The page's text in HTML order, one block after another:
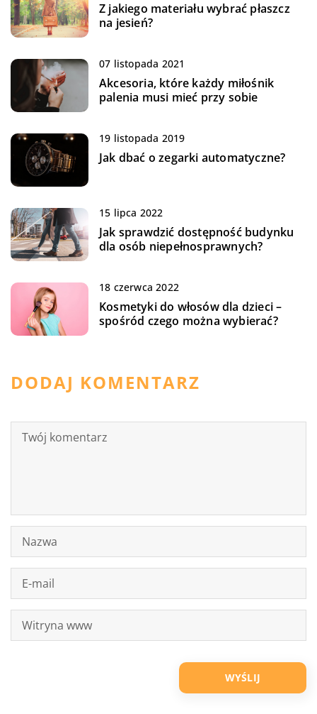
Z jakiego materiału wybrać płaszcz
na jesień?
07 listopada 2021
Akcesoria, które każdy miłośnik
palenia musi mieć przy sobie
19 listopada 2019
Jak dbać o zegarki automatyczne?
15 lipca 2022
Jak sprawdzić dostępność budynku
dla osób niepełnosprawnych?
18 czerwca 2022
Kosmetyki do włosów dla dzieci –
spośród czego można wybierać?
DODAJ KOMENTARZ